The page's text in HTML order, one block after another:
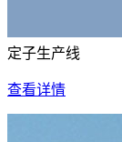
定子生产线
查看详情